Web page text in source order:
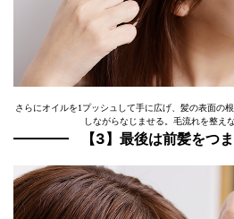
さらにオイルを1プッシュして手に広げ、髪の表面の
しながらなじませる。毛流れを整え
【3】最後は前髪をつ